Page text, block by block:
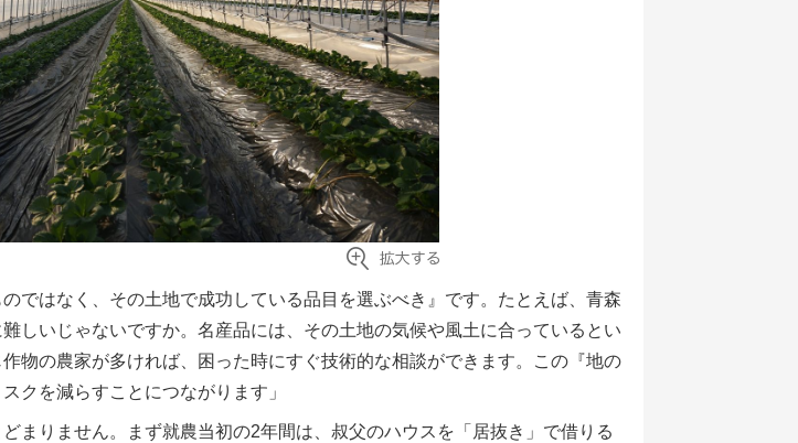
ではなく、その土地で成功している品目を選ぶべき』です。たとえば、青森
しいじゃないですか。名産品には、その土地の気候や風土に合っているとい
物の農家が多ければ、困った時にすぐ技術的な相談ができます。この『地の
クを減らすことにつながります」
まりません。まず就農当初の2年間は、叔父のハウスを「居抜き」で借りる